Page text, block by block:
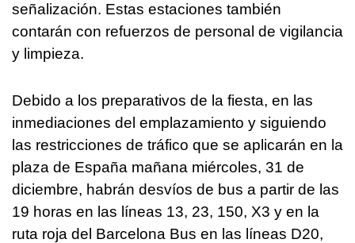
señalización. Estas estaciones también
contarán con refuerzos de personal de vigilancia
y limpieza.
Debido a los preparativos de la fiesta, en las
inmediaciones del emplazamiento y siguiendo
las restricciones de tráfico que se aplicarán en la
plaza de España mañana miércoles, 31 de
diciembre, habrán desvíos de bus a partir de las
19 horas en las líneas 13, 23, 150, X3 y en la
ruta roja del Barcelona Bus en las líneas D20,